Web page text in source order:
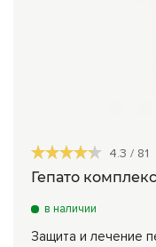
4.3 / 81
Гепато
в наличии
Защита и лечение